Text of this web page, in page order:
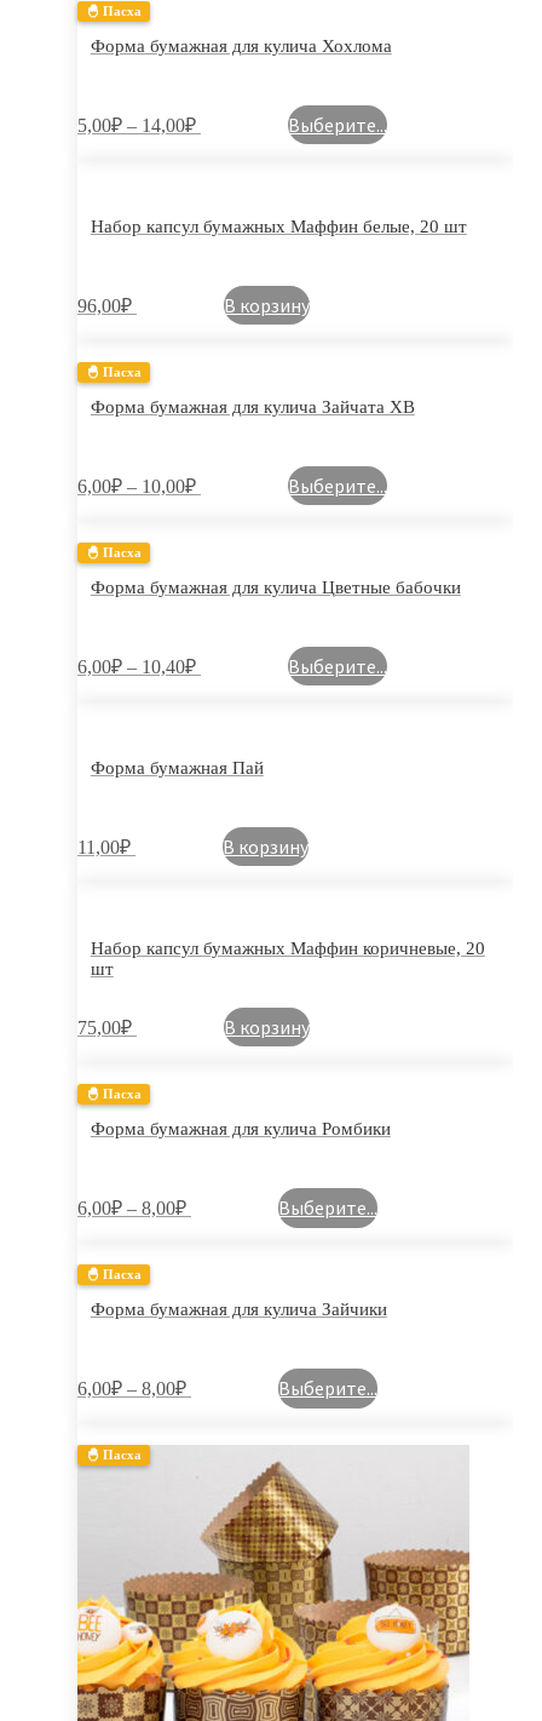
🐣 Пасха
Форма бумажная для кулича Хохлома
5,00₽ – 14,00₽ Выберите...
Набор капсул бумажных Маффин белые, 20 шт
96,00₽ В корзину
🐣 Пасха
Форма бумажная для кулича Зайчата ХВ
6,00₽ – 10,00₽ Выберите...
🐣 Пасха
Форма бумажная для кулича Цветные бабочки
6,00₽ – 10,40₽ Выберите...
Форма бумажная Пай
11,00₽ В корзину
Набор капсул бумажных Маффин коричневые, 20
шт
75,00₽ В корзину
🐣 Пасха
Форма бумажная для кулича Ромбики
6,00₽ – 8,00₽ Выберите...
🐣 Пасха
Форма бумажная для кулича Зайчики
6,00₽ – 8,00₽ Выберите...
🐣 Пасха